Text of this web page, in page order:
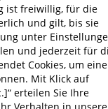
ist freiwillig, für die
und gilt, bis sie
unter
und jederzeit für
Cookies, um eine
Mit Klick auf
erteilen Sie Ihre